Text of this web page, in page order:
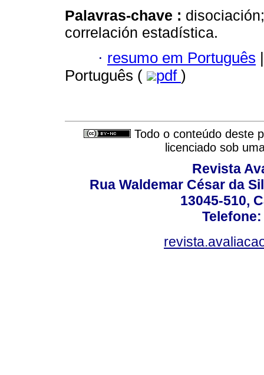
Palavras-chave :
correlación estadística.
· resumo em Português |
Português (
pdf )
Todo o conteúdo deste
licenciado sob
Revista
Rua Waldemar César da
13045-510,
Telefone: